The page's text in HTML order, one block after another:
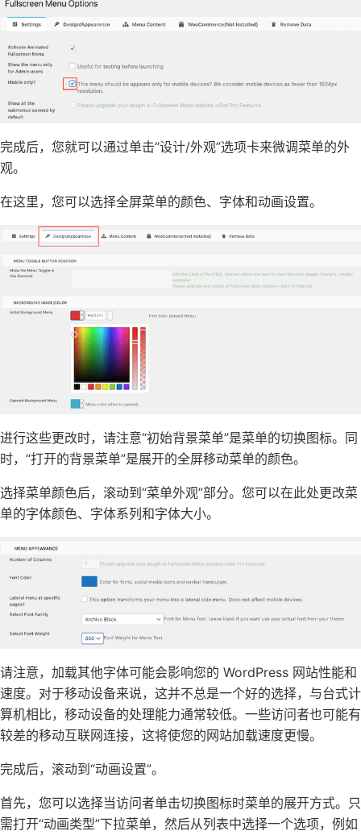
完成后，您就可以通过单击“设计/外观”选项卡来微调菜单的外
观。
在这里，您可以选择全屏菜单的颜色、字体和动画设置。
进行这些更改时，请注意“初始背景菜单”是菜单的切换图标。同
时，“打开的背景菜单”是展开的全屏移动菜单的颜色。
选择菜单颜色后，滚动到“菜单外观”部分。您可以在此处更改菜
单的字体颜色、字体系列和字体大小。
请注意，加载其他字体可能会影响您的 WordPress 网站性能和
速度。对于移动设备来说，这并不总是一个好的选择，与台式计
算机相比，移动设备的处理能力通常较低。一些访问者也可能有
较差的移动互联网连接，这将使您的网站加载速度更慢。
完成后，滚动到“动画设置”。
首先，您可以选择当访问者单击切换图标时菜单的展开方式。只
需打开“动画类型”下拉菜单，然后从列表中选择一个选项，例如